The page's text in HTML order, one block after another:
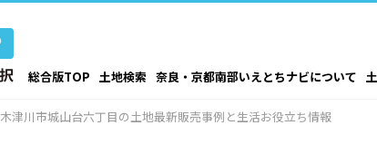
総合版TOP 土地検索 奈良・京都南部いえとちナビについて
木津川市城山台六丁目の土地最新販売事例と生活お役立ち情報